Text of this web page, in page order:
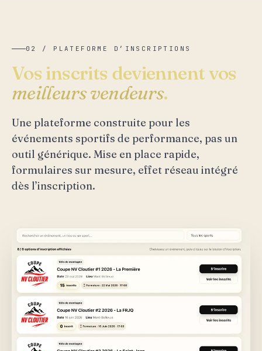
02 / PLATEFORME D’INSCRIPTIONS
Vos inscrits deviennent vos
meilleurs vendeurs.
Une plateforme construite pour les
événements sportifs de performance, pas un
outil générique. Mise en place rapide,
formulaires sur mesure, effet réseau intégré
dès l’inscription.